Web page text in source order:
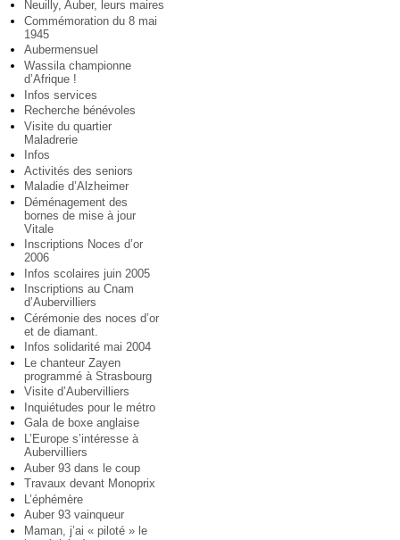
Neuilly, Auber, leurs maires
Commémoration du 8 mai
1945
Aubermensuel
Wassila championne
d’Afrique !
Infos services
Recherche bénévoles
Visite du quartier
Maladrerie
Infos
Activités des seniors
Maladie d’Alzheimer
Déménagement des
bornes de mise à jour
Vitale
Inscriptions Noces d’or
2006
Infos scolaires juin 2005
Inscriptions au Cnam
d’Aubervilliers
Cérémonie des noces d’or
et de diamant.
Infos solidarité mai 2004
Le chanteur Zayen
programmé à Strasbourg
Visite d’Aubervilliers
Inquiétudes pour le métro
Gala de boxe anglaise
L’Europe s’intéresse à
Aubervilliers
Auber 93 dans le coup
Travaux devant Monoprix
L’éphémère
Auber 93 vainqueur
Maman, j’ai « piloté » le